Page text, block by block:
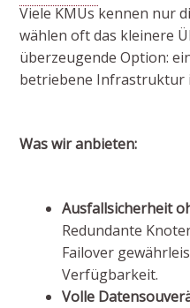
Viele KMUs kennen nur
wählen oft das kleinere
überzeugende Option:
betriebene Infrastruktur
Was wir anbieten:
Ausfallsicherheit
Redundante
Failover
Verfügbarkeit.
Volle